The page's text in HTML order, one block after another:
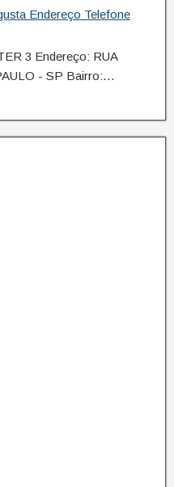
Endereço Telefone
3 Endereço: RUA
- SP Bairro:…